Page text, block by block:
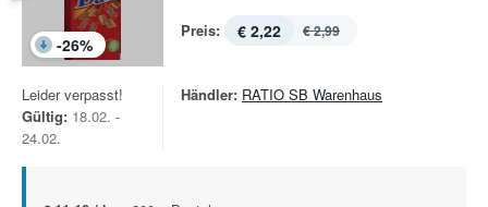
-26%
Preis: € 2,22 € 2,99
Leider verpasst!
Gültig: 18.02. -
24.02.
Händler: RATIO SB Warenhaus